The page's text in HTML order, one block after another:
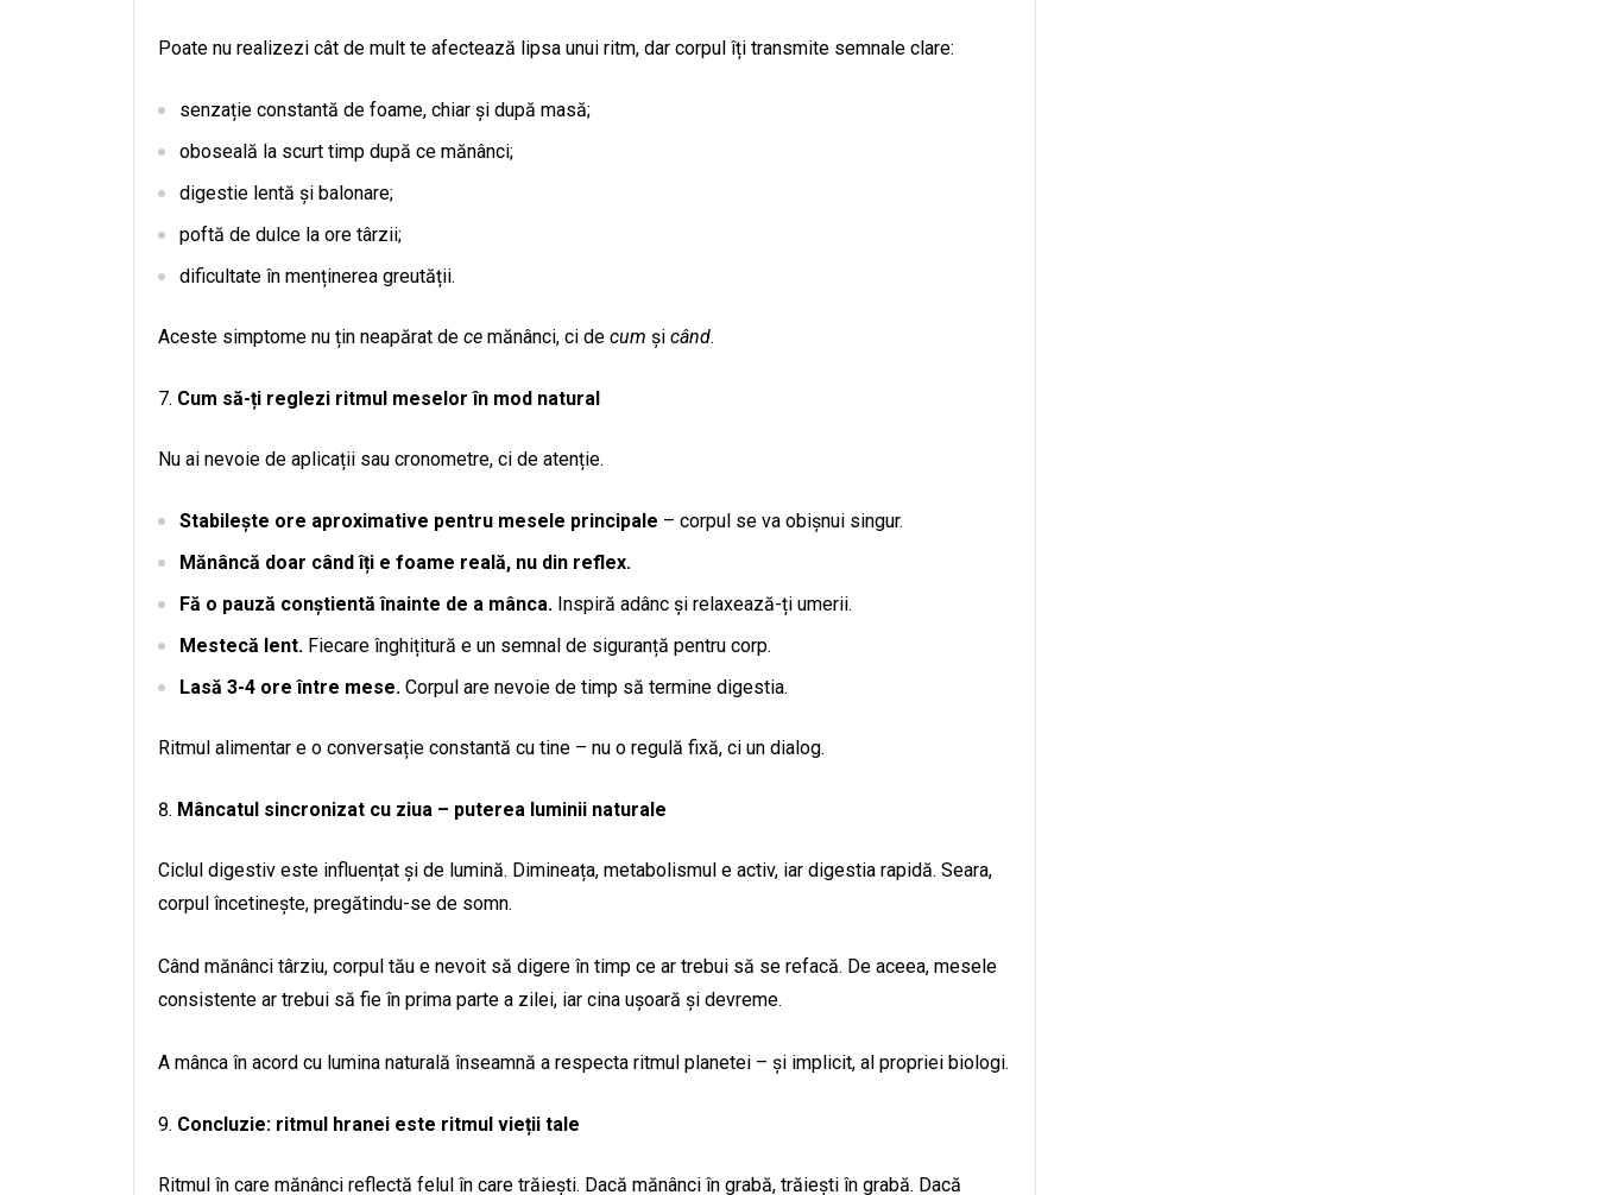
Poate nu realizezi cât de mult te afectează lipsa unui ritm, dar corpul îți transmite semnale clare:
senzație constantă de foame, chiar și după masă;
oboseală la scurt timp după ce mănânci;
digestie lentă și balonare;
poftă de dulce la ore târzii;
dificultate în menținerea greutății.
Aceste simptome nu țin neapărat de ce mănânci, ci de cum și când.
Cum să-ți reglezi ritmul meselor în mod natural
Nu ai nevoie de aplicații sau cronometre, ci de atenție.
Stabilește ore aproximative pentru mesele principale – corpul se va obișnui singur.
Mănâncă doar când îți e foame reală, nu din reflex.
Fă o pauză conștientă înainte de a mânca. Inspiră adânc și relaxează-ți umerii.
Mestecă lent. Fiecare înghițitură e un semnal de siguranță pentru corp.
Lasă 3-4 ore între mese. Corpul are nevoie de timp să termine digestia.
Ritmul alimentar e o conversație constantă cu tine – nu o regulă fixă, ci un dialog.
Mâncatul sincronizat cu ziua – puterea luminii naturale
Ciclul digestiv este influențat și de lumină. Dimineața, metabolismul e activ, iar digestia rapidă. Seara,
corpul încetinește, pregătindu-se de somn.
Când mănânci târziu, corpul tău e nevoit să digere în timp ce ar trebui să se refacă. De aceea, mesele
consistente ar trebui să fie în prima parte a zilei, iar cina ușoară și devreme.
A mânca în acord cu lumina naturală înseamnă a respecta ritmul planetei – și implicit, al propriei biologi.
Concluzie: ritmul hranei este ritmul vieții tale
Ritmul în care mănânci reflectă felul în care trăiești. Dacă mănânci în grabă, trăiești în grabă. Dacă